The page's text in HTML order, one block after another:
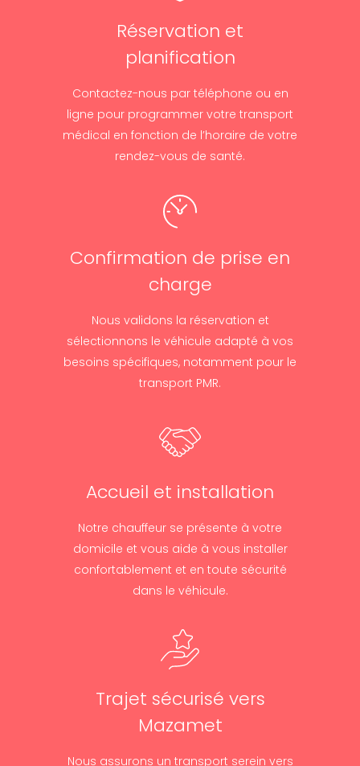
Réservation et
planification
Contactez-nous par téléphone ou en
ligne pour programmer votre transport
médical en fonction de l’horaire de votre
rendez-vous de santé.
Confirmation de prise en
charge
Nous validons la réservation et
sélectionnons le véhicule adapté à vos
besoins spécifiques, notamment pour le
transport PMR.
Accueil et installation
Notre chauffeur se présente à votre
domicile et vous aide à vous installer
confortablement et en toute sécurité
dans le véhicule.
Trajet sécurisé vers
Mazamet
Nous assurons un transport serein vers